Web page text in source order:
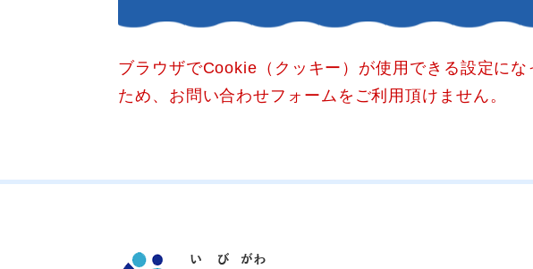
ブラウザでCookie（クッキー）が使用できる設定に
ため、お問い合わせフォームをご利用頂けません。